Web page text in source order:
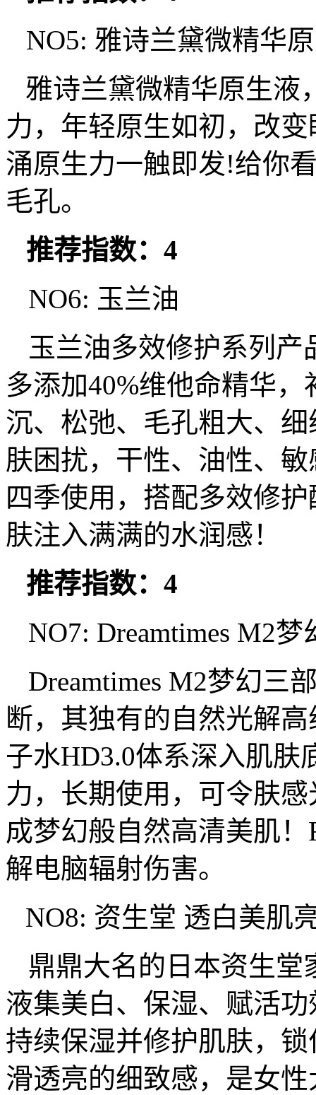
NO5: 雅诗兰黛微精华
雅诗兰黛微精华原生液
力，年轻原生如初，改
涌原生力一触即发!给你
毛孔。
推荐指数：4
NO6: 玉兰油
玉兰油多效修护系列
多添加40%维他命精华
沉、松弛、毛孔粗大、
肤困扰，干性、油性、
四季使用，搭配多效修
肤注入满满的水润感！
推荐指数：4
NO7: Dreamtimes M2
Dreamtimes M2梦幻三
断，其独有的自然光解
子水HD3.0体系深入肌肤
力，长期使用，可令肤
成梦幻般自然高清美肌
解电脑辐射伤害。
NO8: 资生堂 透白美肌
鼎鼎大名的日本资生堂
液集美白、保湿、赋活
持续保湿并修护肌肤，
滑透亮的细致感，是女